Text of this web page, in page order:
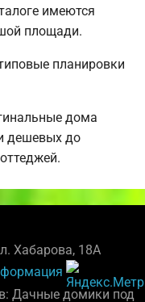
имеются
площади.
планировки
дома
дешевых до
Хабарова, 18А
Дачные домики под